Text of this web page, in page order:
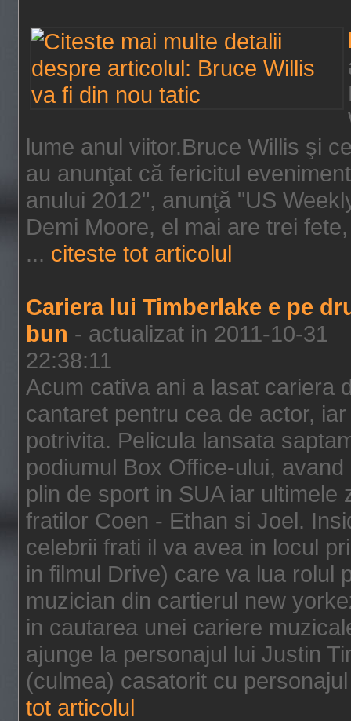
lume anul viitor.Bruce Willis şi
au anunţat că fericitul
anului 2012", anunţă "US
Demi Moore, el mai are trei
... citeste tot articolul
Cariera lui Timberlake e pe
bun - actualizat in 2011-10-31
22:38:11
Acum cativa ani a lasat cariera
cantaret pentru cea de actor,
potrivita. Pelicula lansata
podiumul Box Office-ului,
plin de sport in SUA iar
fratilor Coen - Ethan si Joel.
celebrii frati il va avea in locul
in filmul Drive) care va lua rolul
muzician din cartierul new
in cautarea unei cariere
ajunge la personajul lui Justin
(culmea) casatorit cu
tot articolul